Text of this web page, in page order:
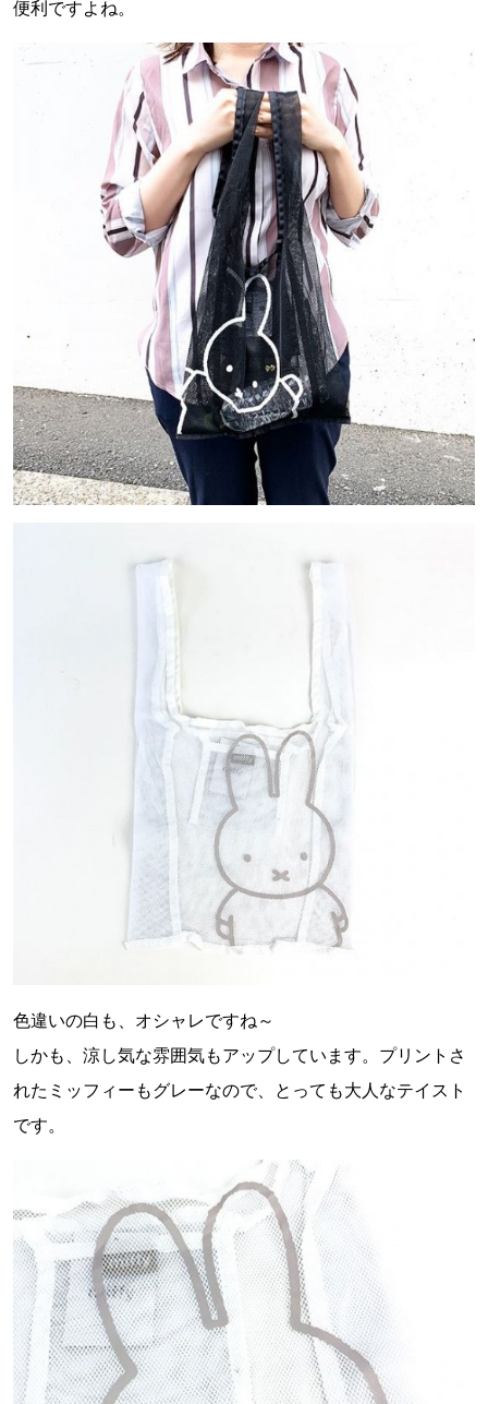
便利ですよね。
色違いの白も、オシャレですね～
しかも、涼し気な雰囲気もアップしています。プリントさ
れたミッフィーもグレーなので、とっても大人なテイスト
です。